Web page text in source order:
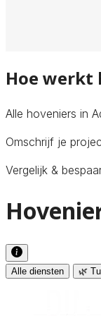
Hoe werkt
Alle hoveniers in
Omschrijf je
Vergelijk &
Alle diensten 🌿